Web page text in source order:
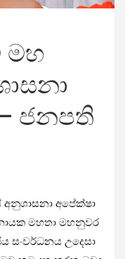
මහ
ජනපති
අපේක්ෂා
මහතා මහනුවර
සංවර්ධනය උදෙසා